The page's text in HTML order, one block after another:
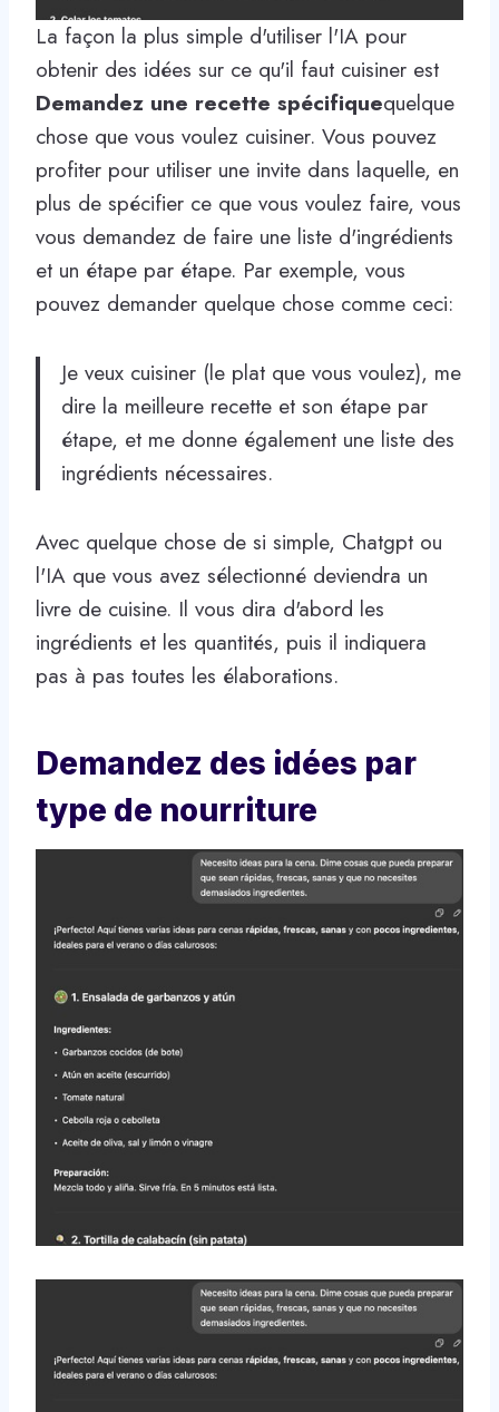
La façon la plus simple d'utiliser l'IA pour
obtenir des idées sur ce qu'il faut cuisiner est
Demandez une recette spécifiquequelque
chose que vous voulez cuisiner. Vous pouvez
profiter pour utiliser une invite dans laquelle, en
plus de spécifier ce que vous voulez faire, vous
vous demandez de faire une liste d'ingrédients
et un étape par étape. Par exemple, vous
pouvez demander quelque chose comme ceci:
Je veux cuisiner (le plat que vous voulez), me
dire la meilleure recette et son étape par
étape, et me donne également une liste des
ingrédients nécessaires.
Avec quelque chose de si simple, Chatgpt ou
l'IA que vous avez sélectionné deviendra un
livre de cuisine. Il vous dira d'abord les
ingrédients et les quantités, puis il indiquera
pas à pas toutes les élaborations.
Demandez des idées par
type de nourriture